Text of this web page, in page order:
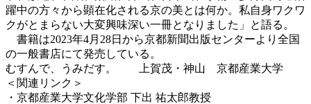
躍中の方々から顕在化される京の美とは何か。私自身ワクワ
クがとまらない大変興味深い一冊となりました」と語る。
書籍は2023年4月28日から京都新聞出版センターより全国
の一般書店にて発売している。
むすんで、うみだす。 上賀茂・神山 京都産業大学
＜関連リンク＞
・京都産業大学文化学部 下出 祐太郎教授